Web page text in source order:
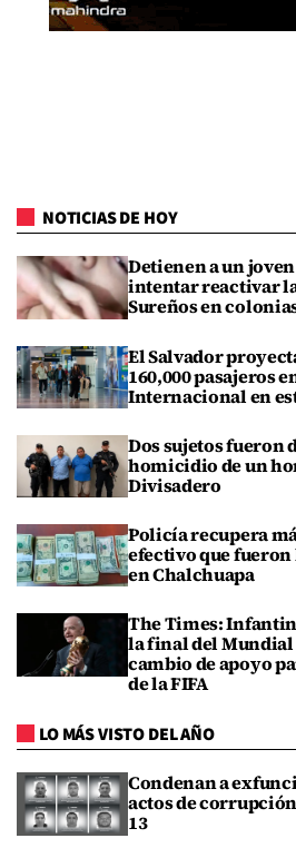
NOTICIAS DE HOY
Detienen a un
intentar reactivar
Sureños en
El Salvador
160,000 pasajeros
Internacional en
Dos sujetos fueron
homicidio de un
Divisadero
Policía recupera
efectivo que fueron
en Chalchuapa
The Times:
la final del Mundial
cambio de apoyo
de la FIFA
LO MÁS VISTO DEL AÑO
Condenan a
actos de
13